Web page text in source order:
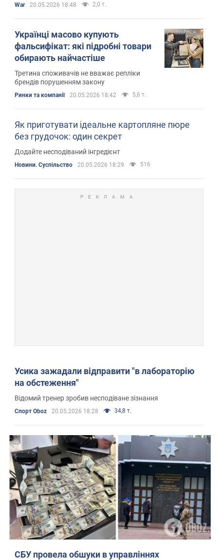
War 20.05.2026 18:48 2,0 т.
Українці масово купують
фальсифікат: які підробні товари
обирають найчастіше
Третина споживачів не вважає репліки
брендів порушенням закону
Ринки та компанії 20.05.2026 18:42 5,6 т.
Як приготувати ідеальне картопляне пюре
без грудочок: один секрет
Додайте несподіваний інгредієнт
Новини. Суспільство 20.05.2026 18:29 516
Усика зажадали відправити "в лабораторію
на обстеження"
Відомий тренер зробив несподіване зізнання
Спорт Oboz 20.05.2026 18:28 34,8 т.
СБУ провела обшуки в управліннях